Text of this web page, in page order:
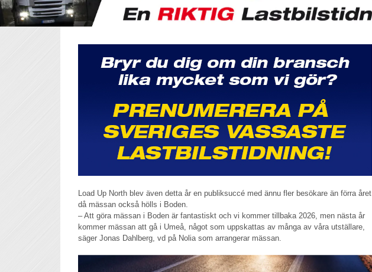
Load Up North blev även detta år en publiksuccé med ännu fler besökare än förra året
då mässan också hölls i Boden.
– Att göra mässan i Boden är fantastiskt och vi kommer tillbaka 2026, men nästa år
kommer mässan att gå i Umeå, något som uppskattas av många av våra utställare,
säger Jonas Dahlberg, vd på Nolia som arrangerar mässan.